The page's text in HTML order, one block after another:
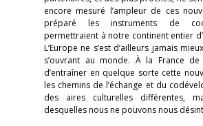
encore mesuré l’ampleur de ces
préparé les instruments de
permettraient à notre continent entier
L’Europe ne s’est d’ailleurs jamais
s’ouvrant au monde. À la France
d’entraîner en quelque sorte cette
les chemins de l’échange et du
des aires culturelles différentes,
desquelles nous ne pouvons nous